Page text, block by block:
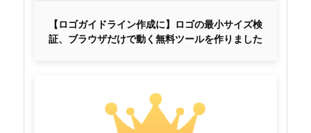
【ロゴガイドライン作成に】ロゴの最小サイズ検
証、ブラウザだけで動く無料ツールを作りました